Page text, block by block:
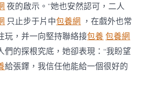
夜的啟示。”她也安然認可，二人
只止步于片中包養網 ，在戲外也常
玩，并一向堅持聯絡接包養 包養網
們的探根究底，她卻表現：“我盼望
給張鐸，我信任他能給一個很好的